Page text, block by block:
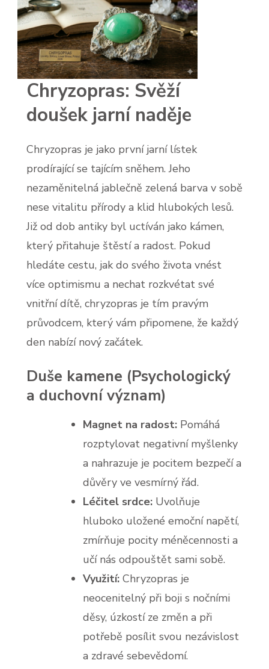
Chryzopras: Svěží
doušek jarní naděje
Chryzopras je jako první jarní lístek
prodírající se tajícím sněhem. Jeho
nezaměnitelná jablečně zelená barva v sobě
nese vitalitu přírody a klid hlubokých lesů.
Již od dob antiky byl uctíván jako kámen,
který přitahuje štěstí a radost. Pokud
hledáte cestu, jak do svého života vnést
více optimismu a nechat rozkvétat své
vnitřní dítě, chryzopras je tím pravým
průvodcem, který vám připomene, že každý
den nabízí nový začátek.
Duše kamene (Psychologický
a duchovní význam)
Magnet na radost: Pomáhá
rozptylovat negativní myšlenky
a nahrazuje je pocitem bezpečí a
důvěry ve vesmírný řád.
Léčitel srdce: Uvolňuje
hluboko uložené emoční napětí,
zmírňuje pocity méněcennosti a
učí nás odpouštět sami sobě.
Využití: Chryzopras je
neocenitelný při boji s nočními
děsy, úzkostí ze změn a při
potřebě posílit svou nezávislost
a zdravé sebevědomí.